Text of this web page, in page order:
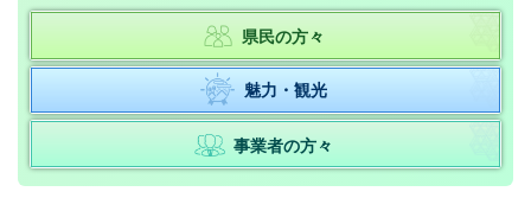
県民の方々
魅力・観光
事業者の方々